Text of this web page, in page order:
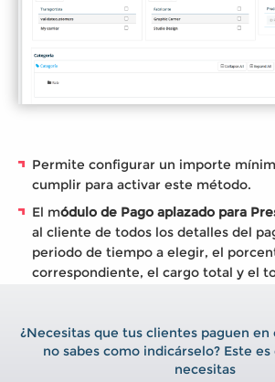
Permite configurar un importe
cumplir para activar este método.
El módulo de Pago aplazado para
al cliente de todos los detalles del
periodo de tiempo a elegir, el
correspondiente, el cargo total y el
¿Necesitas que tus clientes paguen en
no sabes como indicárselo? Este
necesitas